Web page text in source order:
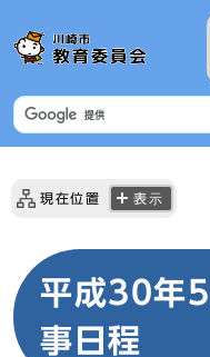
現在位置 表示
平成30年
事日程